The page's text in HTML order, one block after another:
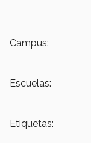
Campus:
Escuelas:
Etiquetas: